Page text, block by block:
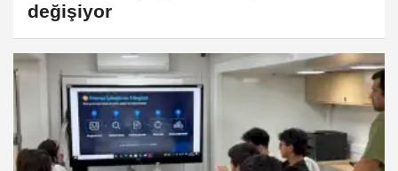
değişiyor